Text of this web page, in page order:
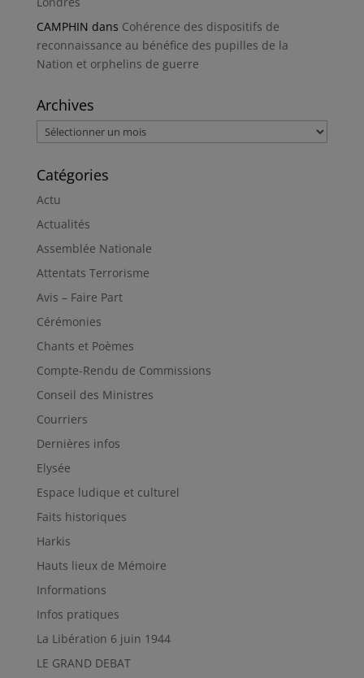
CAMPHIN dans Cohérence des dispositifs de
reconnaissance au bénéfice des pupilles de la
Nation et orphelins de guerre
Archives
Archives
Catégories
Actu
Actualités
Assemblée Nationale
Attentats Terrorisme
Avis – Faire Part
Cérémonies
Chants et Poèmes
Compte-Rendu de Commissions
Conseil des Ministres
Courriers
Dernières infos
Elysée
Espace ludique et culturel
Faits historiques
Harkis
Hauts lieux de Mémoire
Informations
Infos pratiques
La Libération 6 juin 1944
LE GRAND DEBAT